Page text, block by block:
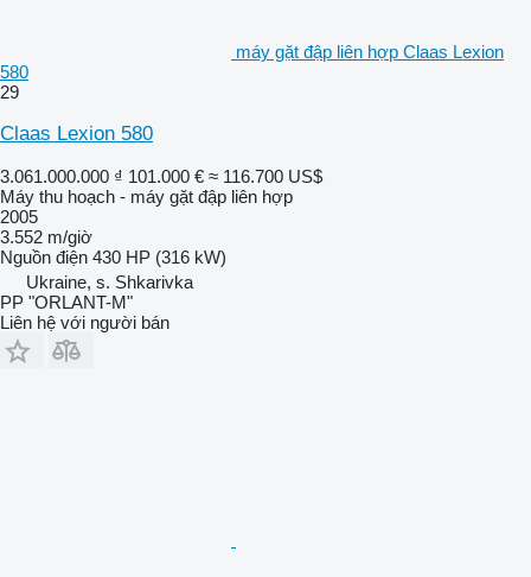
máy gặt đập liên hợp Claas Lexion
580
29
Claas Lexion 580
3.061.000.000 ₫ 101.000 € ≈ 116.700 US$
Máy thu hoạch - máy gặt đập liên hợp
2005
3.552 m/giờ
Nguồn điện 430 HP (316 kW)
Ukraine, s. Shkarivka
PP "ORLANT-M"
Liên hệ với người bán